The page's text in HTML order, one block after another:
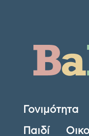
Γονιμότητα
Παιδί